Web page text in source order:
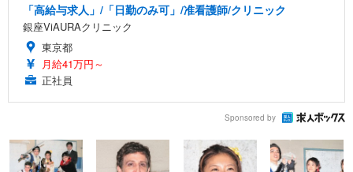
「高給与求人」/「日勤のみ可」/准看護師/クリニック
銀座ViAURAクリニック
東京都
月給41万円～
正社員
Sponsored by